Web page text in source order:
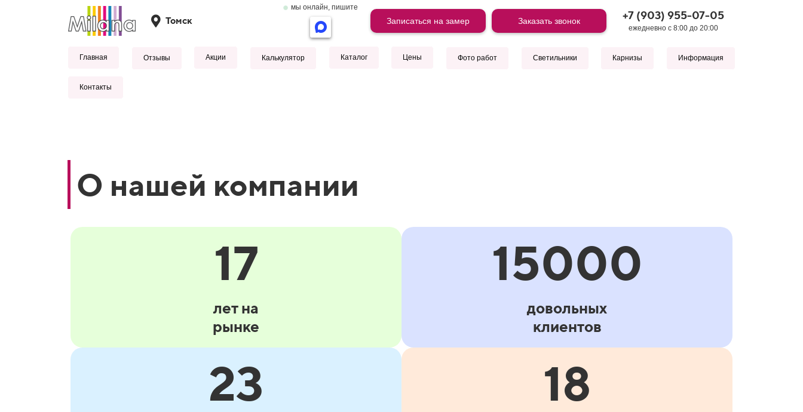
Томск
мы онлайн, пишите
Записаться на замер Заказать звонок +7 (903) 955-07-05
ежедневно с 8:00 до 20:00
Главная Отзывы Акции Калькулятор Каталог Цены Фото работ Светильники Карнизы Информация
Контакты
О нашей компании
17
лет на
рынке
15000
довольных
клиентов
23 18